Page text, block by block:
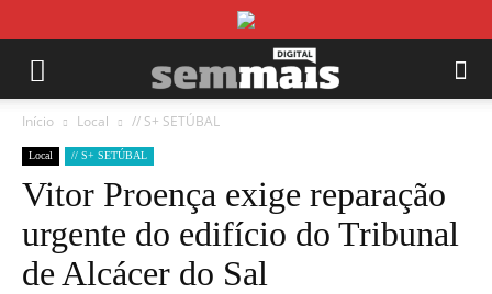
Início Local // S+ SETÚBAL
Local // S+ SETÚBAL
Vitor Proença exige reparação
urgente do edifício do Tribunal
de Alcácer do Sal